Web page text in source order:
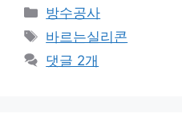
카
테
고
리
방수공사
태
그
바르는실리콘
댓글 2개